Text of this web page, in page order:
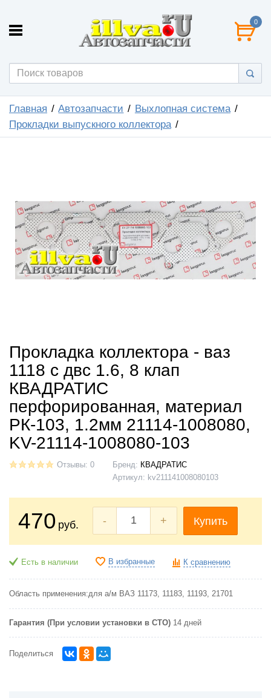
0
Главная Автозапчасти
Выхлопная система
Прокладки выпускного коллектора
Прокладка коллектора - ваз
1118 с двс 1.6, 8 клап
КВАДРАТИС
перфорированная, материал
РК-103, 1.2мм 21114-1008080,
KV-21114-1008080-103
Отзывы: 0 Бренд: КВАДРАТИС
Артикул: kv211141008080103
470 руб. - + Купить
Есть в наличии В избранные К сравнению
Область применения:для а/м ВАЗ 11173, 11183, 11193, 21701
Гарантия (При условии установки в СТО) 14 дней
Поделиться